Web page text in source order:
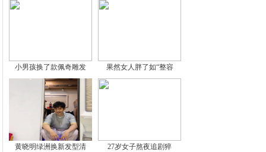
小男孩换了款佩奇雕发 果然女人胖了如“整容
黄晓明绿洲换新发型清 27岁女子熬夜追剧猝